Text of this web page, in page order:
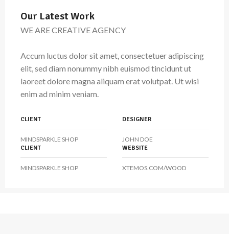
Our Latest Work
WE ARE CREATIVE AGENCY
Accum luctus dolor sit amet, consectetuer adipiscing
elit, sed diam nonummy nibh euismod tincidunt ut
laoreet dolore magna aliquam erat volutpat. Ut wisi
enim ad minim veniam.
CLIENT
MINDSPARKLE SHOP
DESIGNER
JOHN DOE
CLIENT
MINDSPARKLE SHOP
WEBSITE
XTEMOS.COM/WOOD